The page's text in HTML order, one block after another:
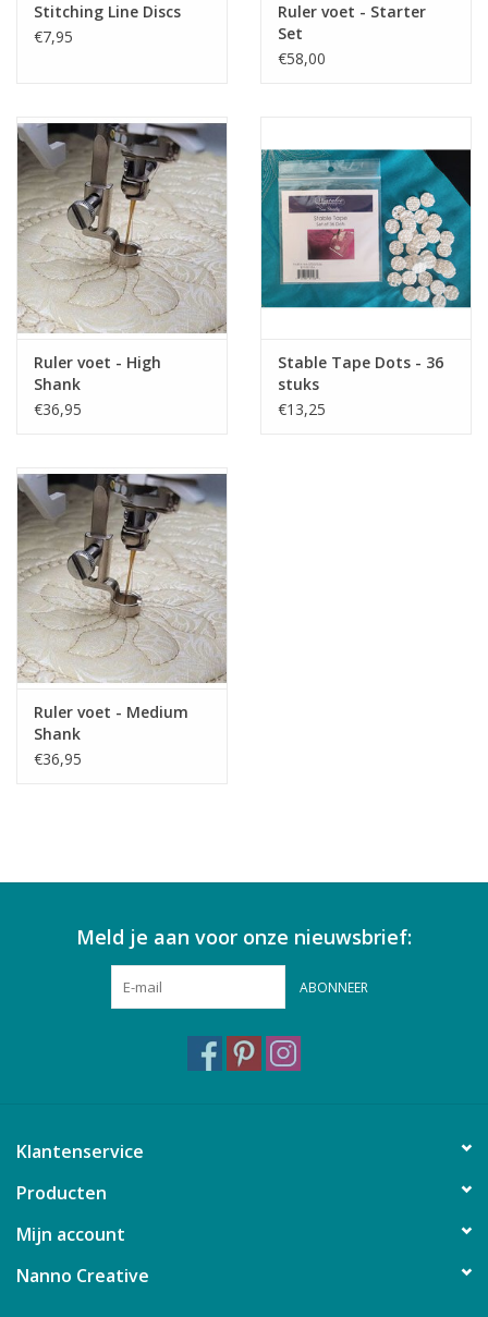
Stitching Line Discs
€7,95
Ruler voet - Starter
Set
€58,00
Ruler voet - High
Shank
€36,95
Stable Tape Dots - 36
stuks
€13,25
Ruler voet - Medium
Shank
€36,95
Meld je aan voor onze nieuwsbrief:
ABONNEER
Klantenservice
Producten
Mijn account
Nanno Creative